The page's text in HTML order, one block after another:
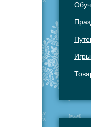
Игры